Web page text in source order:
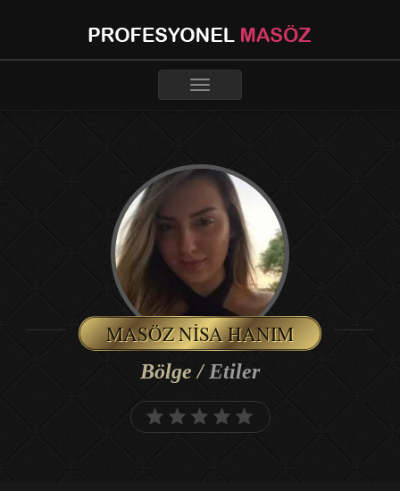
Toggle
MASÖZ NISA HANIM
Bölge / Etiler